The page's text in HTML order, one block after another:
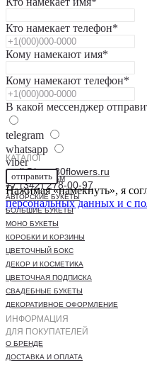
INSTAGRAM
КАТАЛОГ
mail@buro30flowers.ru
+7 (342) 278-00-97
АВТОРСКИЕ БУКЕТЫ
БОЛЬШИЕ БУКЕТЫ
МОНО БУКЕТЫ
КОРОБКИ И КОРЗИНЫ
ЦВЕТОЧНЫЙ БОКС
ДЕКОР И КОСМЕТИКА
ЦВЕТОЧНАЯ ПОДПИСКА
СВАДЕБНЫЕ БУКЕТЫ
ДЕКОРАТИВНОЕ ОФОРМЛЕНИЕ
ИНФОРМАЦИЯ
ДЛЯ ПОКУПАТЕЛЕЙ
О БРЕНДЕ
ДОСТАВКА И ОПЛАТА
Кто намекает телефон*
Кому намекают имя*
Кому намекают телефон*
В какой мессенджер
telegram
whatsapp
viber
отправить
Нажимая «намекнуть», я
персональных данных и с